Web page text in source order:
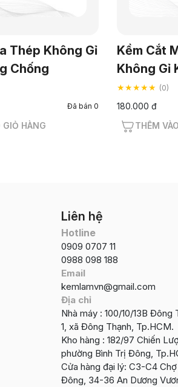
Thép Không Gỉ
Chống
Đã bán 0
GIỎ HÀNG
Kềm Cắt
Không Gỉ
★★★★★ (0)
180.000 đ
THÊM
Liên hệ
Hotline
0909 0707 11
0988 098 188
Email
kemlamvn@gmail.com
Địa chỉ
Nhà máy : 100/10/13B Đông
1, xã Đông Thạnh, Tp.HCM.
Kho hàng : 182/97 Chiến
phường Bình Trị Đông,
Cửa hàng đại lý: C3-C4 Chợ
Đông, 34-36 An Dương